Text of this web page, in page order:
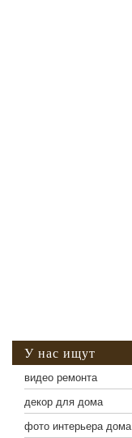
У нас ищут
видео ремонта
декор для дома
фото интерьера дома